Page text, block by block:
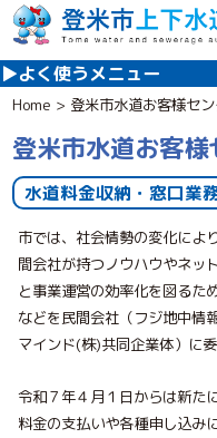
よく使うメニュー
各種お手続き
こんなときは？
登米市水道お客様セ
Home > 登米市水道お客様セ
登米市水道お客様
水道料金収納・窓口業
市では、社会情勢の変化によ
間会社が持つノウハウやネッ
と事業運営の効率化を図るた
などを民間会社（フジ地中情
マインド(株)共同企業体）に委
令和７年４月１日からは新た
料金の支払いや各種申し込み